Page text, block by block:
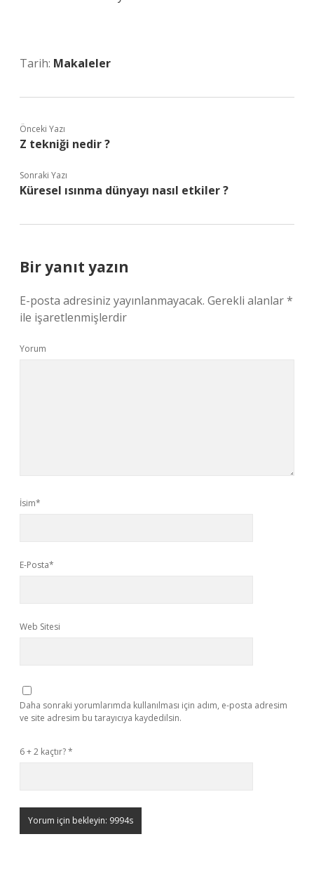
Tarih: Makaleler
Önceki Yazı
Z tekniği nedir ?
Sonraki Yazı
Küresel ısınma dünyayı nasıl etkiler ?
Bir yanıt yazın
E-posta adresiniz yayınlanmayacak. Gerekli alanlar*
ile işaretlenmişlerdir
Yorum
İsim*
E-Posta*
Web Sitesi
Daha sonraki yorumlarımda kullanılması için adım, e-posta adresim
ve site adresim bu tarayıcıya kaydedilsin.
6 + 2 kaçtır?*